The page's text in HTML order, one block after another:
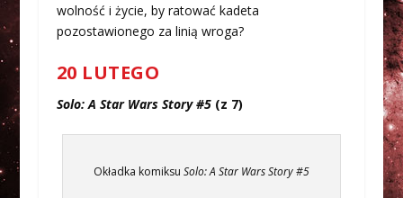
wolność i życie, by ratować kadeta
pozostawionego za linią wroga?
20 LUTEGO
Solo: A Star Wars Story #5(z 7)
Okładka komiksu Solo: A Star Wars Story #5